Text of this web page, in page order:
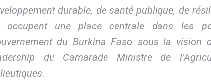
durable, de santé publique, de
occupent une place centrale dans les
du Burkina Faso sous la vision
du Camarade Ministre de